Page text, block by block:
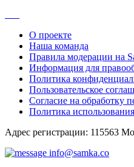
О проекте
Наша команда
Правила модерации на
Информация для
Политика
Пользовательское
Согласие на обработку
Политика
Адрес регистрации: 115563
info@samka.co